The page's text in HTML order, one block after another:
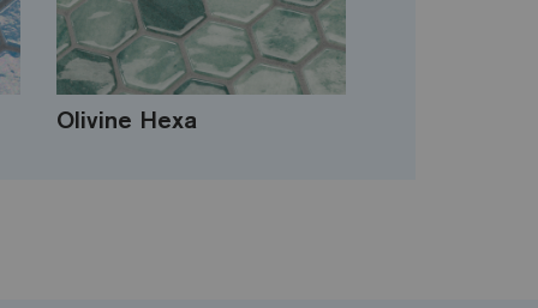
Olivine Hexa